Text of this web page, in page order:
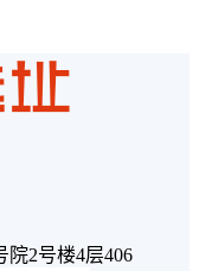
2号楼4层406